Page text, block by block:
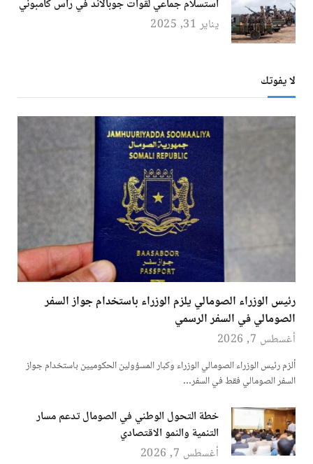
استسلام جماعي لقوات جوبالاند في رأس كامبوني
يناير 31, 2025
لا يفوتك
رئيس الوزراء الصومالي يلزم الوزراء باستخدام جواز السفر
الصومالي في السفر الرسمي
أغسطس 7, 2026
ألزم رئيس الوزراء الصومالي الوزراء وكبار المسؤولين الحكوميين باستخدام جواز
السفر الصومالي فقط في السفر…
خطة التحول الوطني في الصومال تدعم مسار
التنمية والنمو الاقتصادي
أغسطس 7, 2026